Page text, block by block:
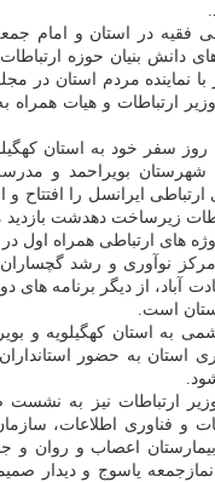
ولی فقیه در استان و امام
دانش بنیان حوزه
نماینده مردم استان در
ارتباطات و هیات همراه
سفر خود به استان
شهرستان بویراحمد و
ایرانسل را افتتاح و
زیرساخت دهدشت بازدید
های ارتباطی همراه اول
مرکز نوآوری و رشد
آباد، از دیگر برنامه های
است.
به استان کهگیلویه و
استان به حضور
ارتباطات نیز به نشست
و فناوری اطلاعات،
بیمارستان اعصاب و روان و
یاسوج و دیدار